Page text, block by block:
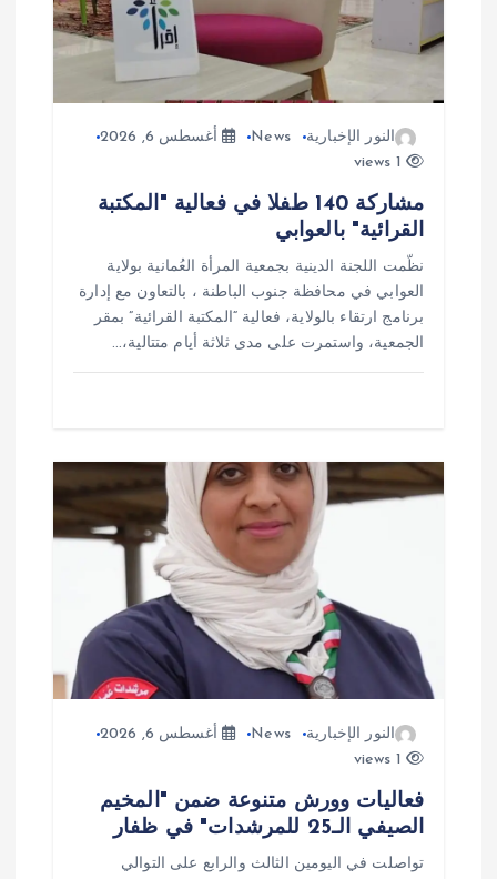
ت
النور الإخبارية News
أغسطس 6, 2026
1 views
مشاركة 140 طفلا في فعالية "المكتبة
القرائية" بالعوابي
نظّمت اللجنة الدينية بجمعية المرأة العُمانية بولاية
العوابي في محافظة جنوب الباطنة ، بالتعاون مع إدارة
برنامج ارتقاء بالولاية، فعالية “المكتبة القرائية” بمقر
الجمعية، واستمرت على مدى ثلاثة أيام متتالية،…
النور الإخبارية News
أغسطس 6, 2026
1 views
فعاليات وورش متنوعة ضمن "المخيم
الصيفي الـ25 للمرشدات" في ظفار
تواصلت في اليومين الثالث والرابع على التوالي